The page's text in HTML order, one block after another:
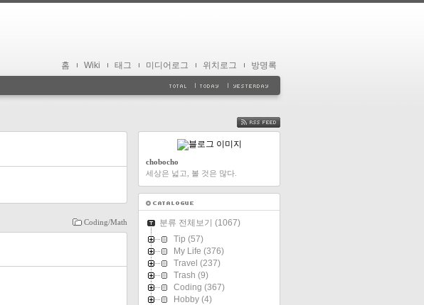
홈 Wiki 태그 미디어로그 위치로그 방명록
Coding/Math
FEED
chobocho
세상은 넓고, 볼 것은 많다.
분류 전체보기 (1067)
Tip (57)
My Life (376)
Travel (237)
Trash (9)
Coding (367)
Hobby (4)